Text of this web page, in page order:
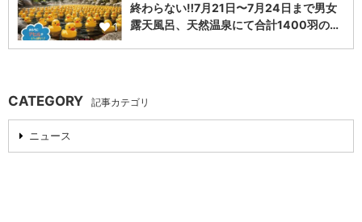
1
終わらない‼️7月21日〜7月24日まで男女
露天風呂、天然温泉にて合計1400羽の…
CATEGORY 記事カテゴリ
ニュース